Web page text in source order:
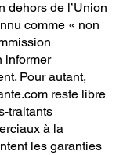
dehors de l’Union
comme « non
informer
Pour autant,
reste libre
traitants
à la
les garanties